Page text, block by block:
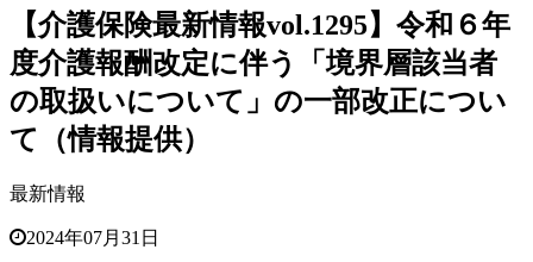
【介護保険最新情報vol.1295】令和６年
度介護報酬改定に伴う「境界層該当者
の取扱いについて」の一部改正につい
て（情報提供）
最新情報
2024年07月31日